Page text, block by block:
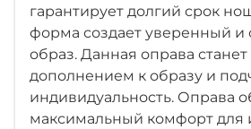
гарантирует долгий срок
форма создает уверенный
образ. Данная оправа
дополнением к образу и
индивидуальность. Оправа
максимальный комфорт для